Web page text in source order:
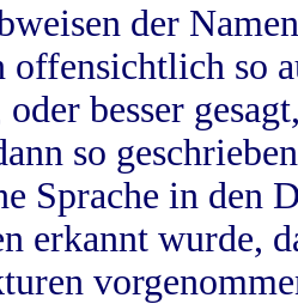
der
offensichtlich so
besser
so
Sprache in
erkannt wurde,